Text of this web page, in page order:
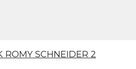
ROMY SCHNEIDER 2